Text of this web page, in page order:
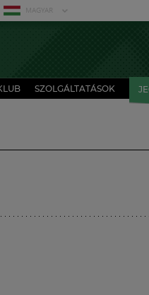
MAGYAR
SZOLGÁLTATÁSOK